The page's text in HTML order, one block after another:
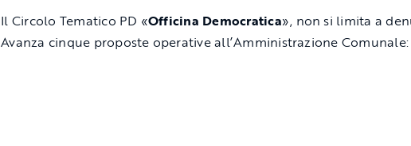
Il Circolo Tematico PD «Officina Democratica», non si limita a
Avanza cinque proposte operative all’Amministrazione Comunale: